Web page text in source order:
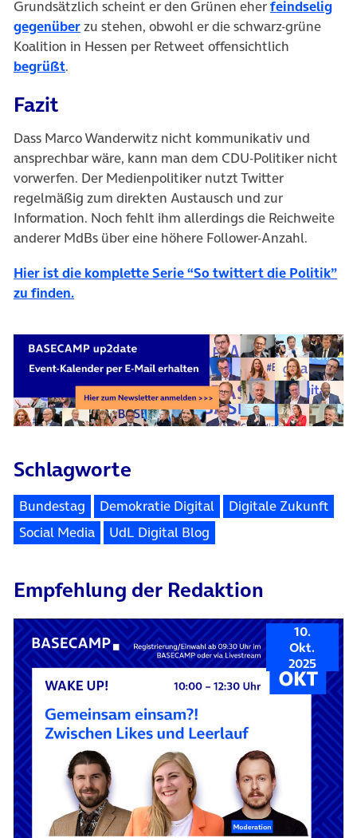
Grundsätzlich scheint er den Grünen eherfeindselig
gegenüberzu stehen, obwohl er die schwarz-grüne
Koalition in Hessen per Retweet offensichtlich
begrüßt.
Fazit
Dass Marco Wanderwitz nicht kommunikativ und
ansprechbar wäre, kann man dem CDU-Politiker nicht
vorwerfen. Der Medienpolitiker nutzt Twitter
regelmäßig zum direkten Austausch und zur
Information. Noch fehlt ihm allerdings die Reichweite
anderer MdBs über eine höhere Follower-Anzahl.
Hier ist die komplette Serie “So twittert die Politik”
zu finden.
Schlagworte
Bundestag Demokratie Digital
Digitale Zukunft
Social Media
UdL Digital Blog
Empfehlung der Redaktion
10.
Okt.
2025